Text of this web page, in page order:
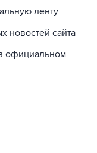
ленту
новостей сайта
официальном